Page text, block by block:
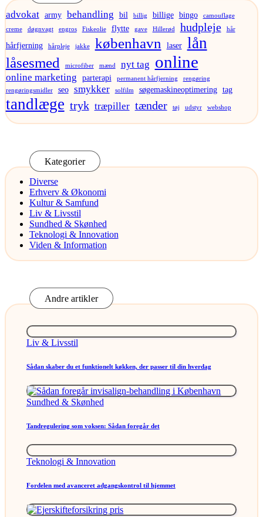
advokat army behandling bil billig billige bingo camouflage
creme døgnvagt engros Fiskeolie flytte gave Hillerød hudpleje hår
hårfjerning hårpleje jakke københavn laser lån
låsesmed microfiber mænd nyt tag online
online marketing parterapi permanent hårfjerning
rengøring
rengøringsmidler
seo smykker solfilm søgemaskineoptimering tag
tandlæge tryk træpiller tænder tøj udstyr webshop
Kategorier
Diverse
Erhverv & Økonomi
Kultur & Samfund
Liv & Livsstil
Sundhed & Skønhed
Teknologi & Innovation
Viden & Information
Andre artikler
Posted
Liv & Livsstil
Sådan skaber du et funktionelt køkken, der passer til din hverdag
Posted
Sundhed & Skønhed
Tandregulering som voksen: Sådan foregår det
Posted
Teknologi & Innovation
Fordelen med avanceret adgangskontrol til hjemmet